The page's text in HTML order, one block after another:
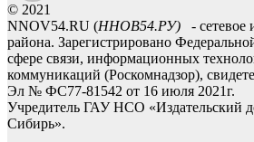
© 2021
NNOV54.RU (ННОВ54.РУ) - сетевое
района. Зарегистрировано
сфере связи, информационных
коммуникаций (Роскомнадзор),
Эл № ФС77-81542 от 16 июля 2021г.
Учредитель ГАУ НСО «Издательский
Сибирь».